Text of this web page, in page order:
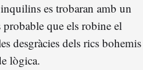
es trobaran amb un
que els robine el
desgràcies dels rics bohemis
lògica.